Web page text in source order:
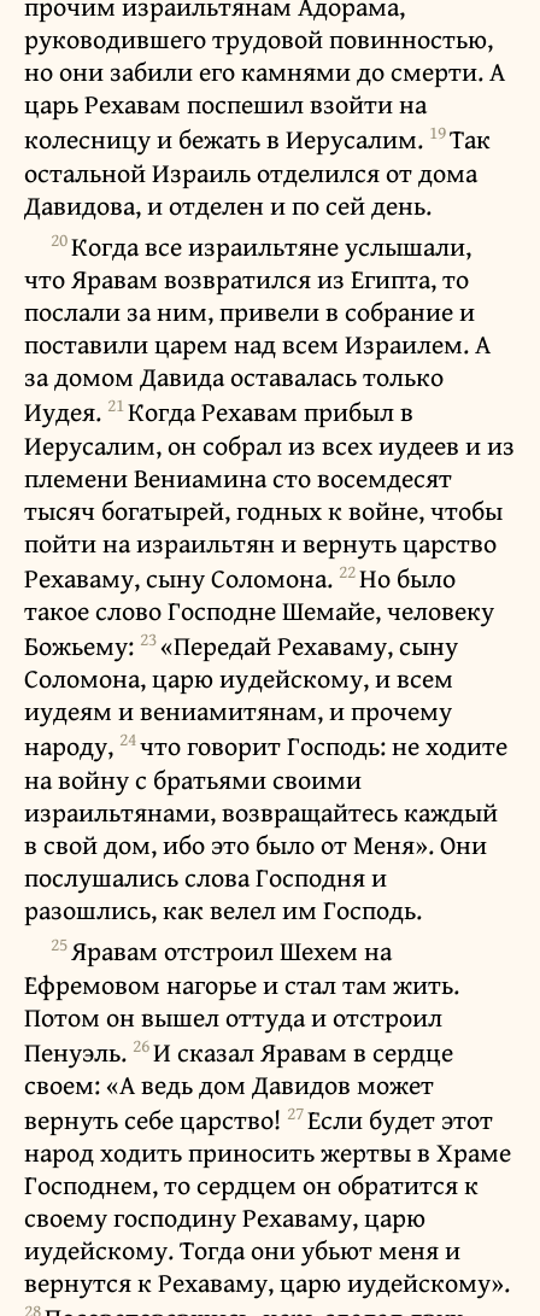
руководившего трудовой повинностью,
но они забили его камнями до смерти. А
царь Рехавам поспешил взойти на
колесницу и бежать в Иерусалим. 19Так
остальной Израиль отделился от дома
Давидова, и отделен и по сей день.
20Когда все израильтяне услышали,
что Яравам возвратился из Египта, то
послали за ним, привели в собрание и
поставили царем над всем Израилем. А
за домом Давида оставалась только
Иудея. 21Когда Рехавам прибыл в
Иерусалим, он собрал из всех иудеев и из
племени Вениамина сто восемдесят
тысяч богатырей, годных к войне, чтобы
пойти на израильтян и вернуть царство
Рехаваму, сыну Соломона. 22Но было
такое слово Господне Шемайе, человеку
Божьему: 23«Передай Рехаваму, сыну
Соломона, царю иудейскому, и всем
иудеям и вениамитянам, и прочему
народу, 24что говорит Господь: не ходите
на войну с братьями своими
израильтянами, возвращайтесь каждый
в свой дом, ибо это было от Меня». Они
послушались слова Господня и
разошлись, как велел им Господь.
25Яравам отстроил Шехем на
Ефремовом нагорье и стал там жить.
Потом он вышел оттуда и отстроил
Пенуэль. 26И сказал Яравам в сердце
своем: «А ведь дом Давидов может
вернуть себе царство! 27Если будет этот
народ ходить приносить жертвы в Храме
Господнем, то сердцем он обратится к
своему господину Рехаваму, царю
иудейскому. Тогда они убьют меня и
вернутся к Рехаваму, царю иудейскому».